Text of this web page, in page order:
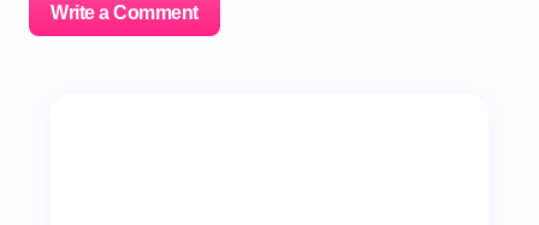
Write a Comment